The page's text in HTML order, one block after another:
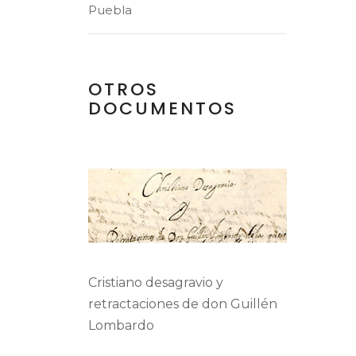
Puebla
OTROS
DOCUMENTOS
Cristiano desagravio y
retractaciones de don Guillén
Lombardo